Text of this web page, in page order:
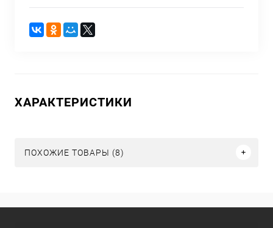
ХАРАКТЕРИСТИКИ
ПОХОЖИЕ ТОВАРЫ (8)